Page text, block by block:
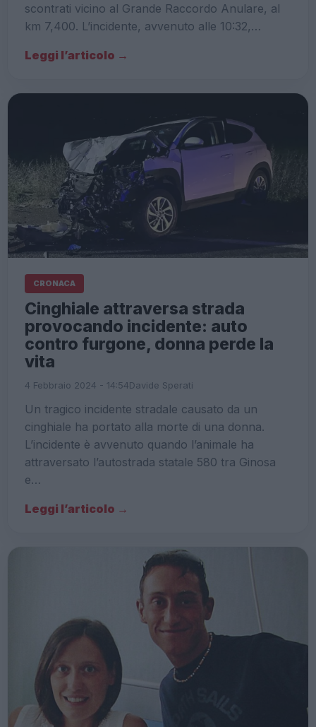
scontrati vicino al Grande Raccordo Anulare, al
km 7,400. L’incidente, avvenuto alle 10:32,…
Leggi l’articolo →
CRONACA
Cinghiale attraversa strada
provocando incidente: auto
contro furgone, donna perde la
vita
4 Febbraio 2024 - 14:54Davide Sperati
Un tragico incidente stradale causato da un
cinghiale ha portato alla morte di una donna.
L’incidente è avvenuto quando l’animale ha
attraversato l’autostrada statale 580 tra Ginosa
e…
Leggi l’articolo →